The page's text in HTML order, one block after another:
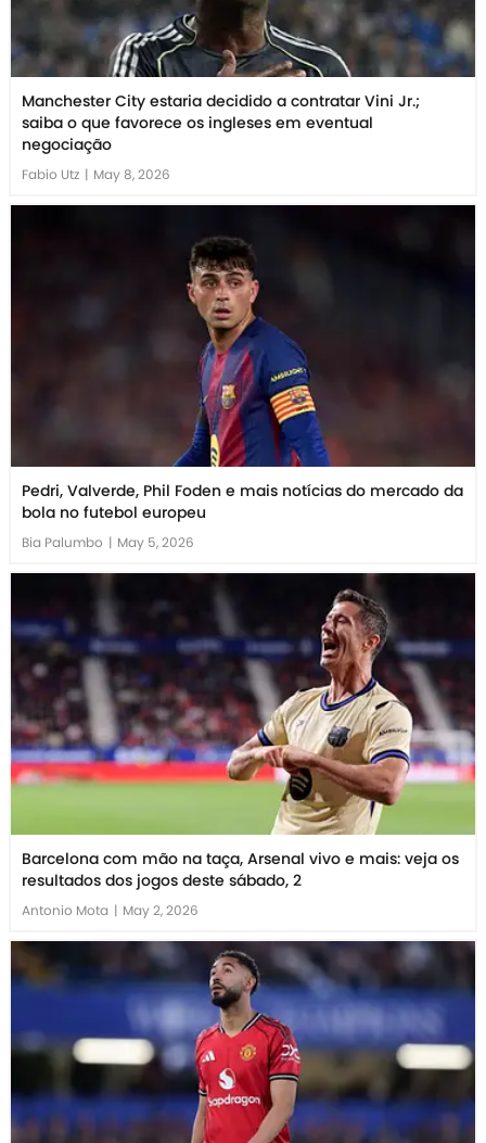
Manchester City estaria decidido a contratar Vini Jr.;
saiba o que favorece os ingleses em eventual
negociação
Fabio Utz | May 8, 2026
Pedri, Valverde, Phil Foden e mais notícias do mercado da
bola no futebol europeu
Bia Palumbo | May 5, 2026
Barcelona com mão na taça, Arsenal vivo e mais: veja os
resultados dos jogos deste sábado, 2
Antonio Mota | May 2, 2026